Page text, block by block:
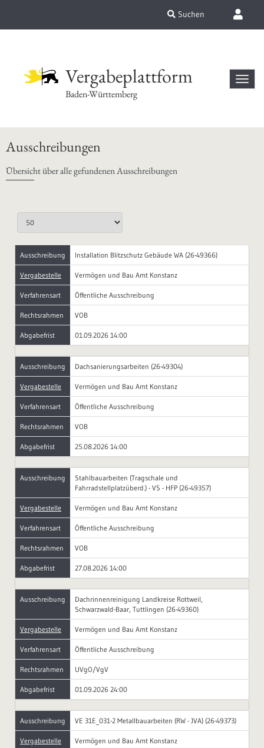
Suchen
Vergabeplattform
Baden-Württemberg
Ausschreibungen
Übersicht über alle gefundenen Ausschreibungen
Ausschreibung Installation Blitzschutz Gebäude WA (26-49366)
Vergabestelle Vermögen und Bau Amt Konstanz
Verfahrensart Öffentliche Ausschreibung
Rechtsrahmen VOB
Abgabefrist 01.09.2026 14:00
Ausschreibung Dachsanierungsarbeiten (26-49304)
Vergabestelle Vermögen und Bau Amt Konstanz
Verfahrensart Öffentliche Ausschreibung
Rechtsrahmen VOB
Abgabefrist 25.08.2026 14:00
Ausschreibung
Stahlbauarbeiten (Tragschale und
Fahrradstellplatzüberd.) - VS - HFP (26-49357)
Vergabestelle Vermögen und Bau Amt Konstanz
Verfahrensart Öffentliche Ausschreibung
Rechtsrahmen VOB
Abgabefrist 27.08.2026 14:00
Ausschreibung
Dachrinnenreinigung Landkreise Rottweil,
Schwarzwald-Baar, Tuttlingen (26-49360)
Vergabestelle Vermögen und Bau Amt Konstanz
Verfahrensart Öffentliche Ausschreibung
Rechtsrahmen UVgO/VgV
Abgabefrist 01.09.2026 24:00
Ausschreibung VE 31E_031-2 Metallbauarbeiten (RW - JVA) (26-49373)
Vergabestelle Vermögen und Bau Amt Konstanz